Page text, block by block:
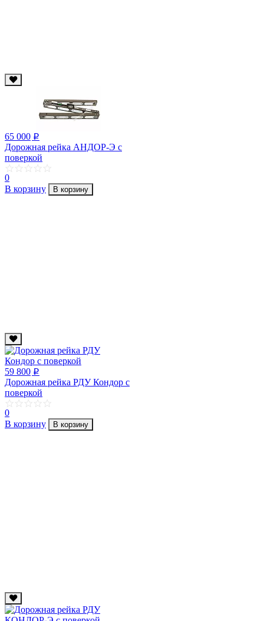
65 000 p
Дорожная рейка АНДОР-Э с
поверкой
0
В корзину
В корзину
59 800 p
Дорожная рейка РДУ Кондор с
поверкой
0
В корзину
В корзину